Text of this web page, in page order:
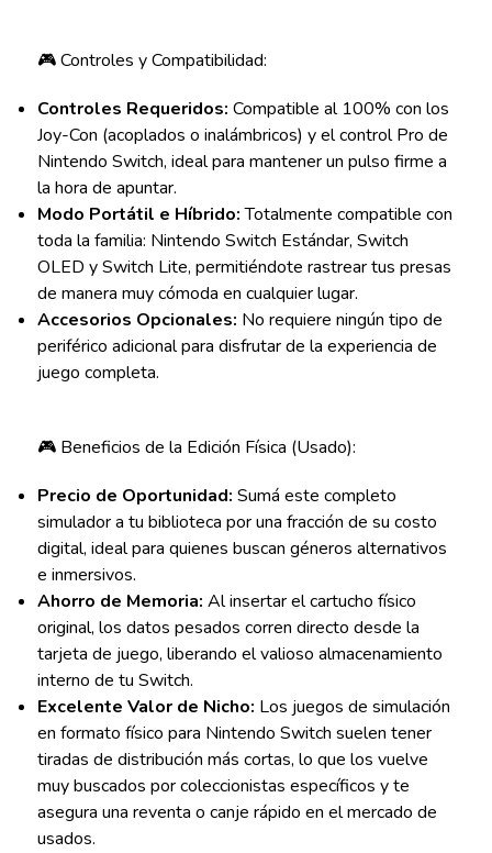
🎮 Controles y Compatibilidad:
Controles Requeridos: Compatible al 100% con los
Joy-Con (acoplados o inalámbricos) y el control Pro de
Nintendo Switch, ideal para mantener un pulso firme a
la hora de apuntar.
Modo Portátil e Híbrido:Totalmente compatible con
toda la familia: Nintendo Switch Estándar, Switch
OLED y Switch Lite, permitiéndote rastrear tus presas
de manera muy cómoda en cualquier lugar.
Accesorios Opcionales: No requiere ningún tipo de
periférico adicional para disfrutar de la experiencia de
juego completa.
🎮 Beneficios de la Edición Física (Usado):
Precio de Oportunidad: Sumá este completo
simulador a tu biblioteca por una fracción de su costo
digital, ideal para quienes buscan géneros alternativos
e inmersivos.
Ahorro de Memoria: Al insertar el cartucho físico
original, los datos pesados corren directo desde la
tarjeta de juego, liberando el valioso almacenamiento
interno de tu Switch.
Excelente Valor de Nicho: Los juegos de simulación
en formato físico para Nintendo Switch suelen tener
tiradas de distribución más cortas, lo que los vuelve
muy buscados por coleccionistas específicos y te
asegura una reventa o canje rápido en el mercado de
usados.